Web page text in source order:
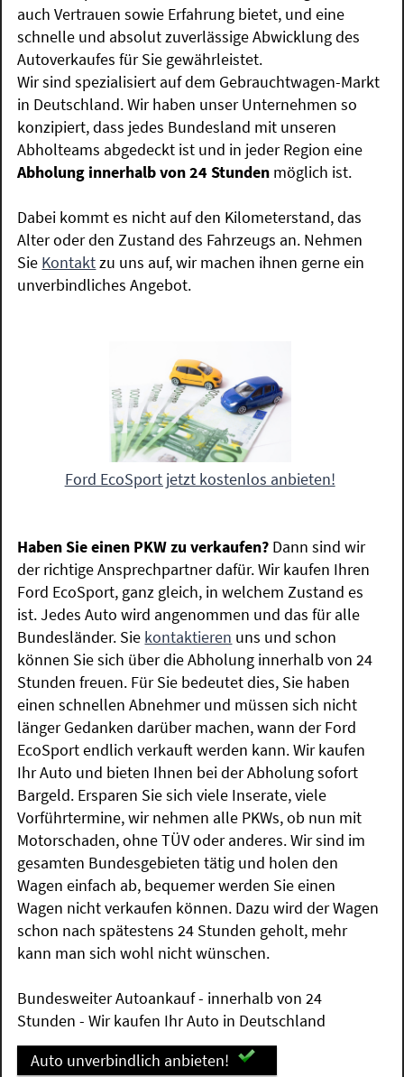
auch Vertrauen sowie Erfahrung bietet, und eine
schnelle und absolut zuverlässige Abwicklung des
Autoverkaufes für Sie gewährleistet.
Wir sind spezialisiert auf dem Gebrauchtwagen-Markt
in Deutschland. Wir haben unser Unternehmen so
konzipiert, dass jedes Bundesland mit unseren
Abholteams abgedeckt ist und in jeder Region eine
Abholung innerhalb von 24 Stunden möglich ist.
Dabei kommt es nicht auf den Kilometerstand, das
Alter oder den Zustand des Fahrzeugs an. Nehmen
Sie Kontaktzu uns auf, wir machen ihnen gerne ein
unverbindliches Angebot.
Ford EcoSport jetzt kostenlos anbieten!
Haben Sie einen PKW zu verkaufen? Dann sind wir
der richtige Ansprechpartner dafür. Wir kaufen Ihren
Ford EcoSport, ganz gleich, in welchem Zustand es
ist. Jedes Auto wird angenommen und das für alle
Bundesländer. Sie kontaktieren uns und schon
können Sie sich über die Abholung innerhalb von 24
Stunden freuen. Für Sie bedeutet dies, Sie haben
einen schnellen Abnehmer und müssen sich nicht
länger Gedanken darüber machen, wann der Ford
EcoSport endlich verkauft werden kann. Wir kaufen
Ihr Auto und bieten Ihnen bei der Abholung sofort
Bargeld. Ersparen Sie sich viele Inserate, viele
Vorführtermine, wir nehmen alle PKWs, ob nun mit
Motorschaden, ohne TÜV oder anderes. Wir sind im
gesamten Bundesgebieten tätig und holen den
Wagen einfach ab, bequemer werden Sie einen
Wagen nicht verkaufen können. Dazu wird der Wagen
schon nach spätestens 24 Stunden geholt, mehr
kann man sich wohl nicht wünschen.
Bundesweiter Autoankauf - innerhalb von 24
Stunden - Wir kaufen Ihr Auto in Deutschland
Auto unverbindlich anbieten!